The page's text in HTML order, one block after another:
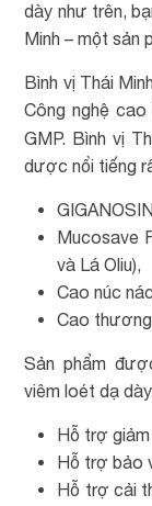
dày như trên,
Minh – một sản
Bình vị Thái
Công nghệ cao
GMP. Bình vị
dược nổi tiếng
Mucosave
và Lá Oliu),
Cao núc
Cao
Sản phẩm
viêm loét dạ
Hỗ trợ
Hỗ trợ bảo
Hỗ trợ cải